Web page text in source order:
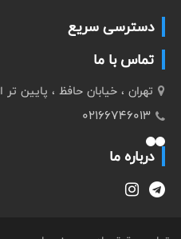
دسترسی سریع
تماس با ما
تهران ، خیابان حافظ ، پایین تر
02166746013
درباره ما